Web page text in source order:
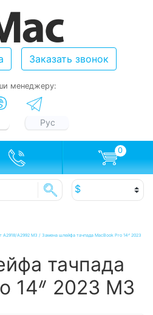
Заказать звонок
менеджеру:
Рус
0
A2918/A2992 M3 / Замена шлейфа тачпада MacBook Pro 14ᐥ 2023
тачпада
14ᐥ 2023 M3